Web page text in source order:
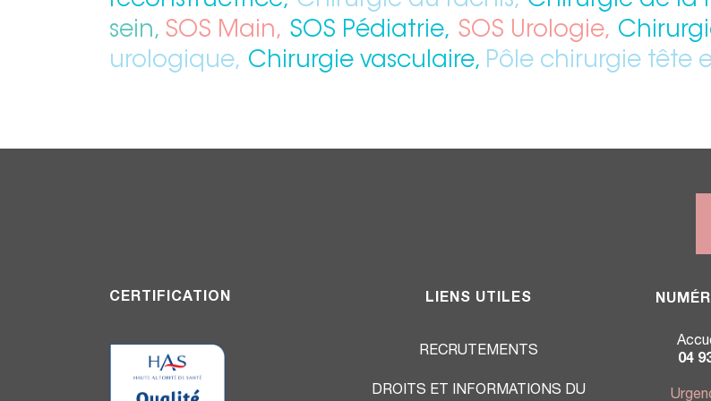
sein, SOS Main, SOS Pédiatrie, SOS Urologie,
urologique, Chirurgie vasculaire, Pôle chirurgie tête
CERTIFICATION LIENS UTILES
RECRUTEMENTS
DROITS ET INFORMATIONS DU
04